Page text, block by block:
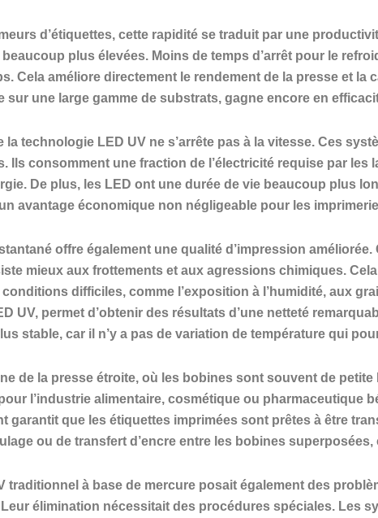
d’étiquettes, cette rapidité se traduit par une
plus élevées. Moins de temps d’arrêt pour le
Cela améliore directement le rendement de la presse et
sur une large gamme de substrats, gagne encore en
la technologie LED UV ne s’arrête pas à la vitesse. Ces
Ils consomment une fraction de l’électricité requise par
De plus, les LED ont une durée de vie beaucoup plus
un avantage économique non négligeable pour les
offre également une qualité d’impression
mieux aux frottements et aux agressions chimiques.
difficiles, comme l’exposition à l’humidité, aux
UV, permet d’obtenir des résultats d’une netteté
stable, car il n’y a pas de variation de température qui
de la presse étroite, où les bobines sont souvent de
l’industrie alimentaire, cosmétique ou pharmaceutique
garantit que les étiquettes imprimées sont prêtes à être
ou de transfert d’encre entre les bobines
traditionnel à base de mercure posait également des
élimination nécessitait des procédures spéciales. Les